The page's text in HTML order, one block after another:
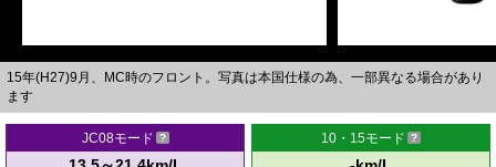
15年(H27)9月、MC時のフロント。写真は本国仕様の為、一部異なる場合があり
ます
JC08モード 10・15モード